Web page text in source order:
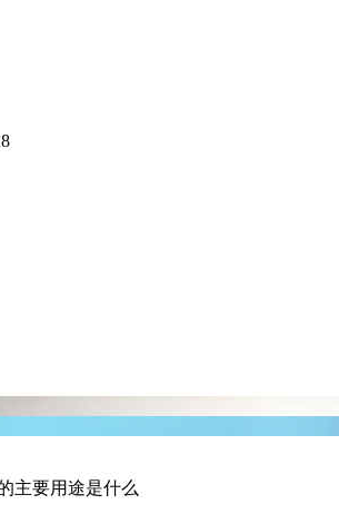
主要用途是什么